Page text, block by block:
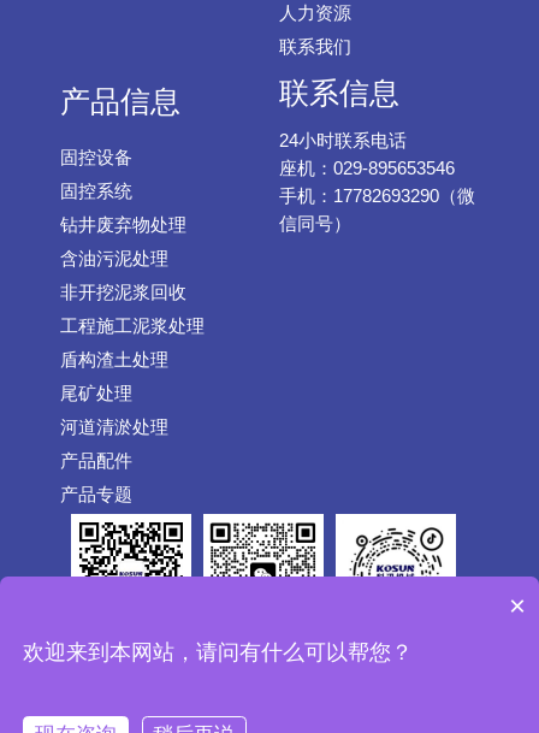
人力资源
联系我们
产品信息
固控设备
固控系统
钻井废弃物处理
含油污泥处理
非开挖泥浆回收
工程施工泥浆处理
盾构渣土处理
尾矿处理
河道清淤处理
产品配件
产品专题
联系信息
24小时联系电话
座机：029-895653546
手机：17782693290（微
信同号）
公众号 微信 抖音
×
欢迎来到本网站，请问有什么可以帮您？